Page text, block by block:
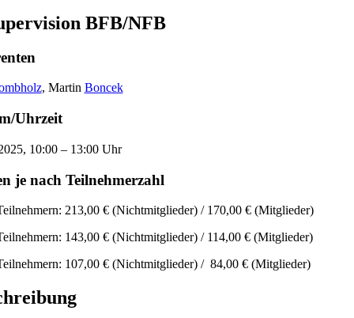
BFB/NFB
, Martin Boncek
Uhrzeit
10:00 – 13:00 Uhr
je nach Teilnehmerzahl
213,00 € (Nichtmitglieder) / 170,00 € (Mitglieder)
143,00 € (Nichtmitglieder) / 114,00 € (Mitglieder)
107,00 € (Nichtmitglieder) / 84,00 € (Mitglieder)